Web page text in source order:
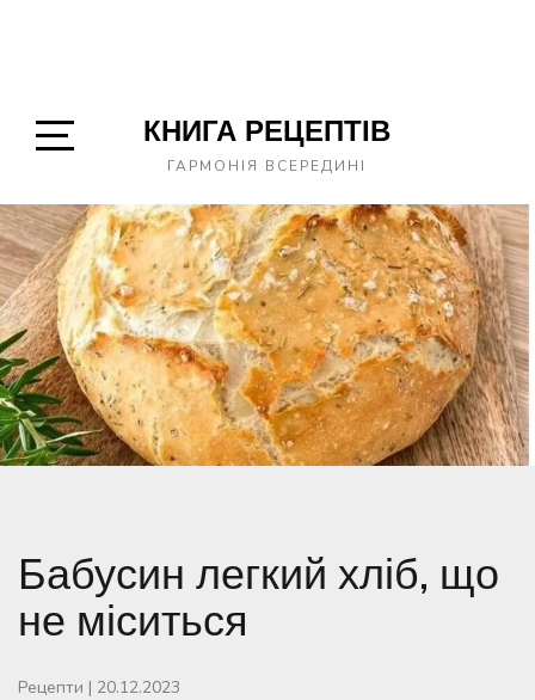
Sidebar
КНИГА РЕЦЕПТІВ
ГАРМОНІЯ ВСЕРЕДИНІ
Бабусин легкий хліб, що
не міситься
Рецепти | 20.12.2023